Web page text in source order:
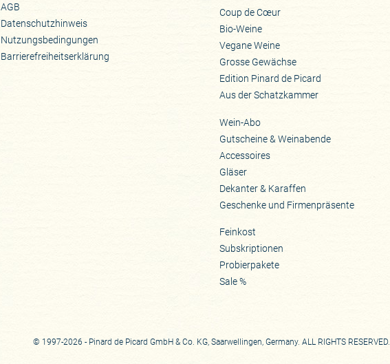
AGB
Datenschutzhinweis
Nutzungsbedingungen
Barrierefreiheitserklärung
Coup de Cœur
Bio-Weine
Vegane Weine
Grosse Gewächse
Edition Pinard de Picard
Aus der Schatzkammer
Wein-Abo
Gutscheine & Weinabende
Accessoires
Gläser
Dekanter & Karaffen
Geschenke und Firmenpräsente
Feinkost
Subskriptionen
Probierpakete
Sale %
© 1997-2026 - Pinard de Picard GmbH & Co. KG, Saarwellingen, Germany. ALL RIGHTS RESERVED.